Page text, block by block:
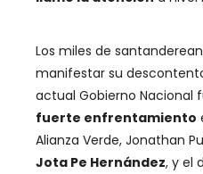
Los miles de
manifestar su
actual Gobierno Nacional
fuerte enfrentamiento
Alianza Verde, Jonathan
Jota Pe Hernández, y el